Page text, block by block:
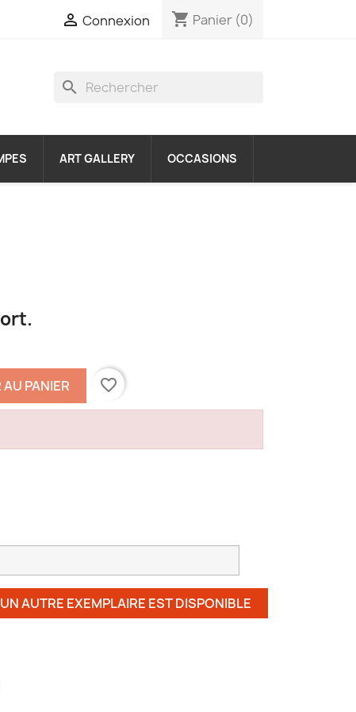
 Connexion shopping_cart Panier (0)
search
ART GALLERY OCCASIONS
PANIER favorite_border
AUTRE EXEMPLAIRE EST DISPONIBLE